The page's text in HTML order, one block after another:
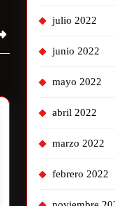
julio 2022
junio 2022
mayo 2022
abril 2022
marzo 2022
febrero 2022